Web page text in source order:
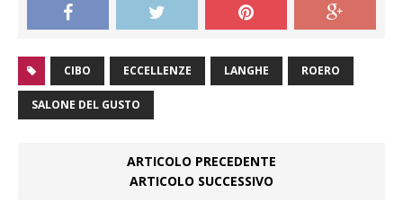
CIBO ECCELLENZE LANGHE ROERO
SALONE DEL GUSTO
ARTICOLO PRECEDENTE
ARTICOLO SUCCESSIVO